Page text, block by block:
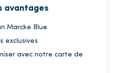
avantages
Marcke Blue
exclusives
avec notre carte de